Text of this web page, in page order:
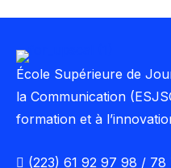
École Supérieure de
la Communication
formation et à
(223) 61 92 97 98 / 78